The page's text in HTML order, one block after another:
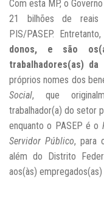
Com esta MP, o
21 bilhões de reais
PIS/PASEP.
donos, e são
trabalhadores(as) da
próprios nomes dos
Social, que
trabalhador(a) do setor
enquanto o PASEP é o
Servidor Público, para
além do Distrito
aos(às)